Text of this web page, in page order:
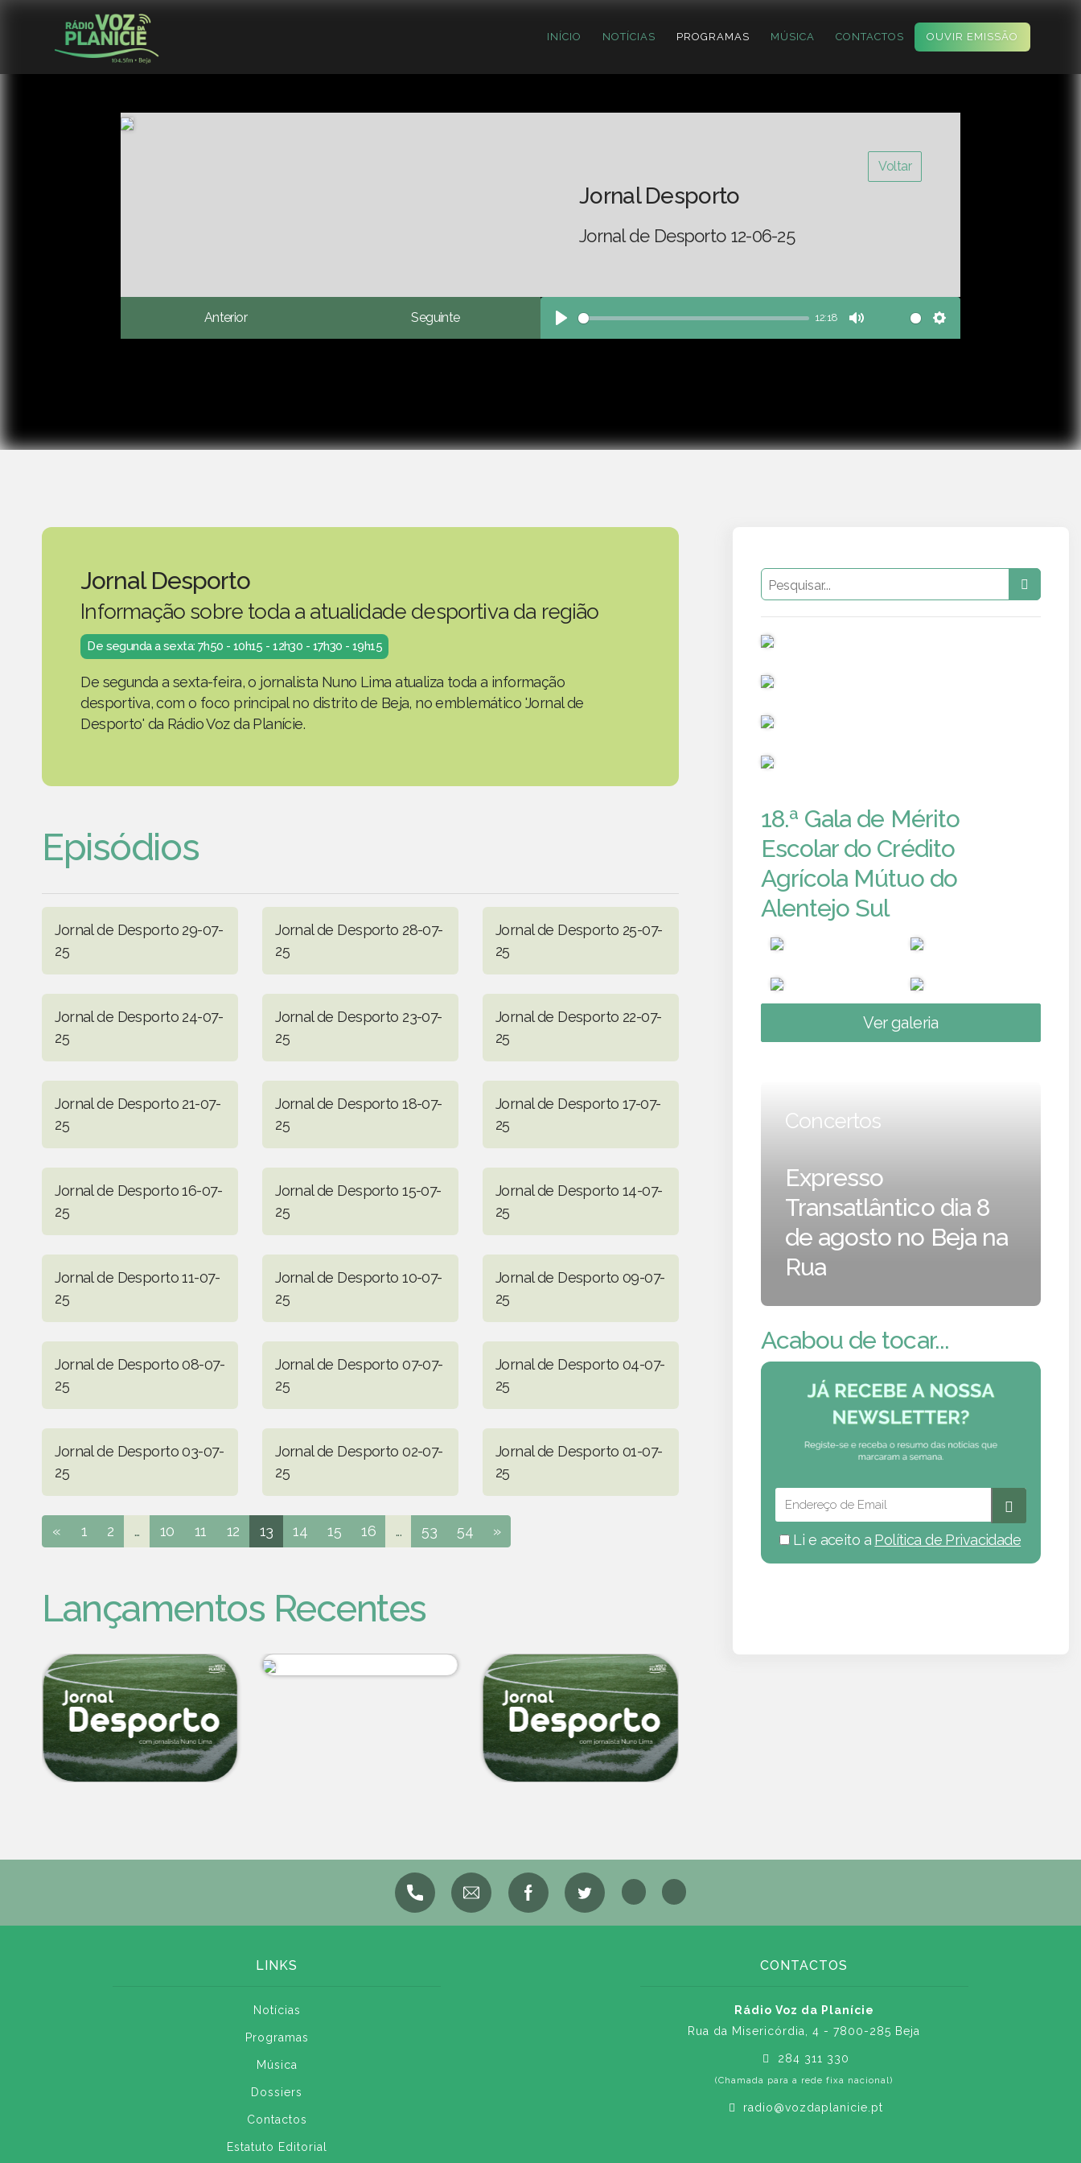
INÍCIO NOTÍCIAS PROGRAMAS MÚSICA CONTACTOS OUVIR EMISSÃO
Voltar
Jornal Desporto
Jornal de Desporto 12-06-25
Anterior Seguinte
Play
12:18
Mute Settings
Jornal Desporto
Informação sobre toda a atualidade desportiva da região
De segunda a sexta: 7h50 - 10h15 - 12h30 - 17h30 - 19h15
De segunda a sexta-feira, o jornalista Nuno Lima atualiza toda a informação
desportiva, com o foco principal no distrito de Beja, no emblemático 'Jornal de
Desporto' da Rádio Voz da Planície.
Episódios
Jornal de Desporto 29-07-
25
Jornal de Desporto 28-07-
25
Jornal de Desporto 25-07-
25
Jornal de Desporto 24-07-
25
Jornal de Desporto 23-07-
25
Jornal de Desporto 22-07-
25
Jornal de Desporto 21-07-
25
Jornal de Desporto 18-07-
25
Jornal de Desporto 17-07-
25
Jornal de Desporto 16-07-
25
Jornal de Desporto 15-07-
25
Jornal de Desporto 14-07-
25
Jornal de Desporto 11-07-
25
Jornal de Desporto 10-07-
25
Jornal de Desporto 09-07-
25
Jornal de Desporto 08-07-
25
Jornal de Desporto 07-07-
25
Jornal de Desporto 04-07-
25
Jornal de Desporto 03-07-
25
Jornal de Desporto 02-07-
25
Jornal de Desporto 01-07-
25
« 1 2 ... 10 11 12 13 14 15 16 ... 53 54 »
Lançamentos Recentes
18.ª Gala de Mérito
Escolar do Crédito
Agrícola Mútuo do
Alentejo Sul
Ver galeria
Concertos
Expresso
Transatlântico dia 8
de agosto no Beja na
Rua
Acabou de tocar...
Li e aceito a Política de Privacidade
LINKS
Notícias
Programas
Música
Dossiers
Contactos
Estatuto Editorial
CONTACTOS
Rádio Voz da Planície
Rua da Misericórdia, 4 - 7800-285 Beja
284 311 330
(Chamada para a rede fixa nacional)
radio@vozdaplanicie.pt